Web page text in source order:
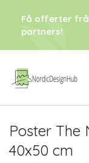
Få offerter
partners!
Poster The
40x50 cm